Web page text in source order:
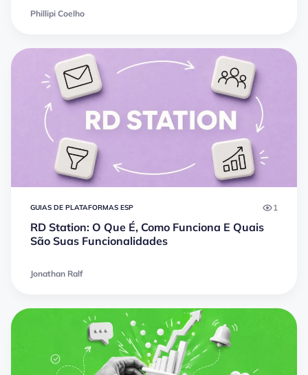
Phillipi Coelho
GUIAS DE PLATAFORMAS ESP 1
RD Station: O Que É, Como Funciona E Quais
São Suas Funcionalidades
Jonathan Ralf